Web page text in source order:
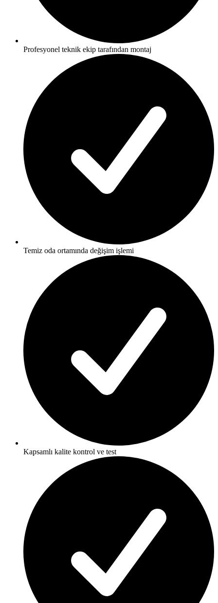
Profesyonel teknik ekip tarafından montaj
Temiz oda ortamında değişim işlemi
Kapsamlı kalite kontrol ve test